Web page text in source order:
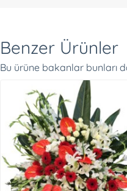
Benzer Ürünler
Bu ürüne bakanlar bunları